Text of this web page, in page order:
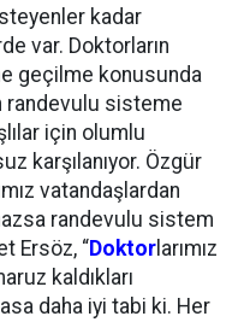
kadar
var. Doktorların
geçilme konusunda
randevulu sisteme
için olumlu
karşılanıyor. Özgür
vatandaşlardan
randevulu sistem
Ersöz, “Doktor larımız
kaldıkları
daha iyi tabi ki. Her